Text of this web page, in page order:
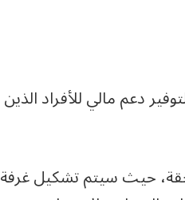
دعم مالي للأفراد الذين
حيث سيتم تشكيل غرفة